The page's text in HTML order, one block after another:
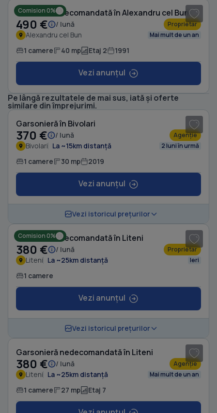
Comision 0%
Garsonieră decomandată în Alexandru cel Bun
490 € / lună Proprietar
Alexandru cel Bun Mai mult de un an
1 camere 40 mp Etaj 2 1991
Vezi anunțul
Pe lângă rezultatele de mai sus, iată și oferte
similare din împrejurimi.
Garsonieră în Bivolari
370 € / lună Agenție
Bivolari La ~15km distanță 2 luni în urmă
1 camere 30 mp 2019
Vezi anunțul
Vezi istoricul prețurilor
Comision 0%
Garsonieră decomandată în Liteni
380 € / lună Proprietar
Liteni La ~25km distanță Ieri
1 camere
Vezi anunțul
Vezi istoricul prețurilor
Garsonieră nedecomandată în Liteni
380 € / lună Agenție
Liteni La ~25km distanță Mai mult de un an
1 camere 27 mp Etaj 7